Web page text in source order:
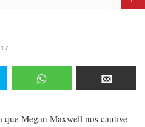
que Megan Maxwell nos cautive